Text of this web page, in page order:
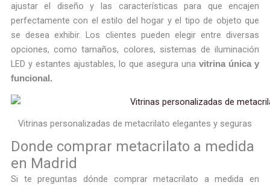
ajustar el diseño y las características para que encajen
perfectamente con el estilo del hogar y el tipo de objeto que
se desea exhibir. Los clientes pueden elegir entre diversas
opciones, como tamaños, colores, sistemas de iluminación
LED y estantes ajustables, lo que asegura unavitrina única y
funcional.
Vitrinas personalizadas de metacrilato elegantes y seguras
Donde comprar metacrilato a medida
en Madrid
Si te preguntas dónde comprar metacrilato a medida en